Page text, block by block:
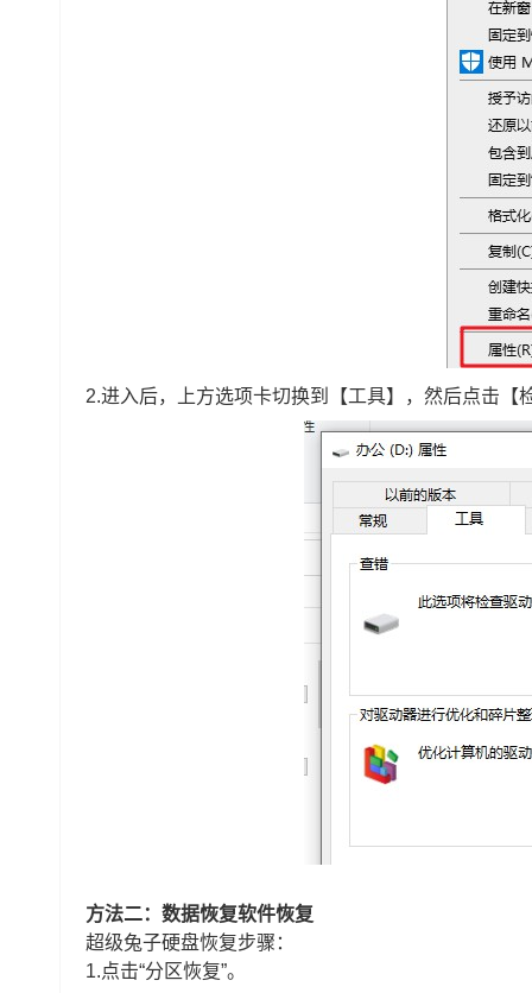
2.进入后，上方选项卡切换到【工具】，然后点击
方法二：数据恢复软件恢复
超级兔子硬盘恢复步骤：
1.点击“分区恢复”。